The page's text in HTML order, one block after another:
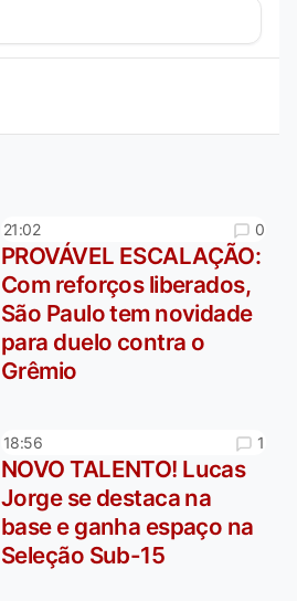
21:02 0
PROVÁVEL ESCALAÇÃO:
Com reforços liberados,
São Paulo tem novidade
para duelo contra o
Grêmio
18:56 1
NOVO TALENTO! Lucas
Jorge se destaca na
base e ganha espaço na
Seleção Sub-15